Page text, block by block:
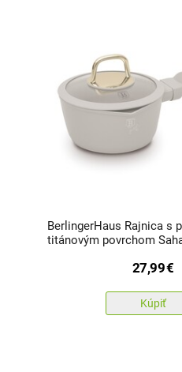
BerlingerHaus Rajnica s
titánovým povrchom
27,99€
Kúpiť